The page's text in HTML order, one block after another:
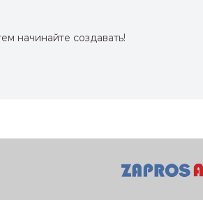
начинайте создавать!